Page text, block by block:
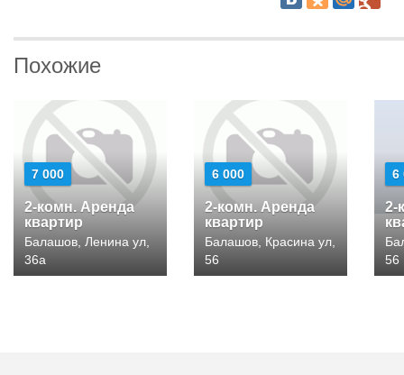
Похожие
7 000
2-комн. Аренда
квартир
Балашов, Ленина ул,
36а
6 000
2-комн. Аренда
квартир
Балашов, Красина ул,
56
6
2-
56